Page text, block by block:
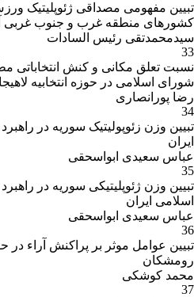
تبیین مفهومی مصداقی ژئوپلیتیک
کشورهای منطقه غرب و جنوب غربی
سیدمحمدتقی رئیس السادات
33
نسبت تعلق مکانی و کنش انتخاباتی
شورای اسلامی در حوزه انتخابیه
رضا پورانصاری
34
تبیین وزن زئوپولیتیک سوریه در
ایران
عباس سعیدی ابواسحقی
35
تبیین وزن ژئوپلیتیکی سوریه در
اسلامی ایران
عباس سعیدی ابواسحقی
36
تبیین عوامل موثر بر پراکنش آراء
رومشکان
محمد کوشکی
37